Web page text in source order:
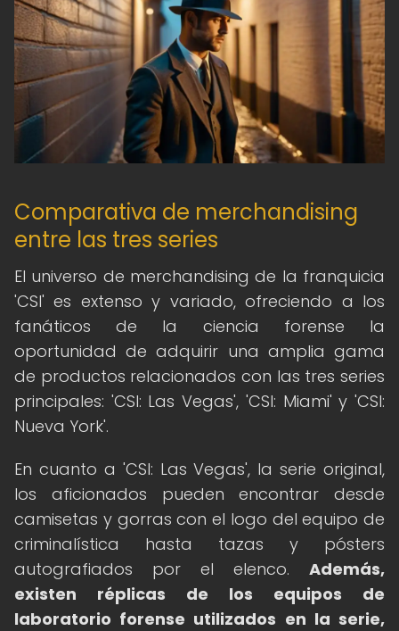
Comparativa de merchandising
entre las tres series
El universo de merchandising de la franquicia
'CSI' es extenso y variado, ofreciendo a los
fanáticos de la ciencia forense la
oportunidad de adquirir una amplia gama
de productos relacionados con las tres series
principales: 'CSI: Las Vegas', 'CSI: Miami' y 'CSI:
Nueva York'.
En cuanto a 'CSI: Las Vegas', la serie original,
los aficionados pueden encontrar desde
camisetas y gorras con el logo del equipo de
criminalística hasta tazas y pósters
autografiados por el elenco. Además,
existen réplicas de los equipos de
laboratorio forense utilizados en la serie,